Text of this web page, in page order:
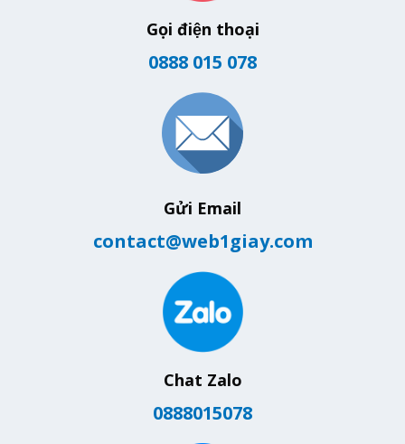
Gọi điện thoại
0888 015 078
Gửi Email
contact@web1giay.com
Chat Zalo
0888015078